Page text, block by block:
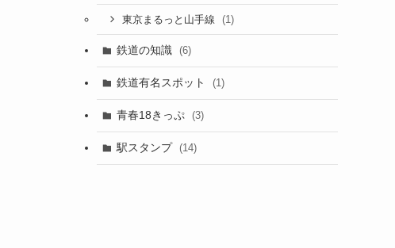
東京まるっと山手線 (1)
鉄道の知識 (6)
鉄道有名スポット (1)
青春18きっぷ (3)
駅スタンプ (14)